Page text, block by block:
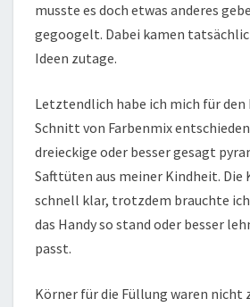
musste es doch etwas anderes
gegoogelt. Dabei kamen
Ideen zutage.
Letztendlich habe ich mich für
Schnitt von Farbenmix
dreieckige oder besser gesagt
Safttüten aus meiner Kindheit.
schnell klar, trotzdem brauchte
das Handy so stand oder besser
passt.
Körner für die Füllung waren nicht